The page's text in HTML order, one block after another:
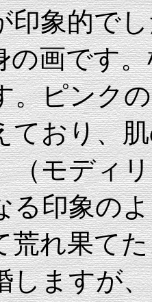
印象的で
の画です
。ピンク
ており、
（モディ
る印象の
荒れ果て
しますが